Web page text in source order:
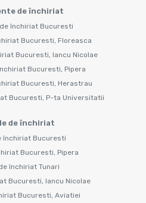
de închiriat
închiriat Bucuresti
Bucuresti, Floreasca
Bucuresti, Iancu Nicolae
Bucuresti, Pipera
Bucuresti, Herastrau
Bucuresti, P-ta Universitatii
de închiriat
închiriat Bucuresti
Bucuresti, Pipera
închiriat Tunari
Bucuresti, Iancu Nicolae
Bucuresti, Aviatiei